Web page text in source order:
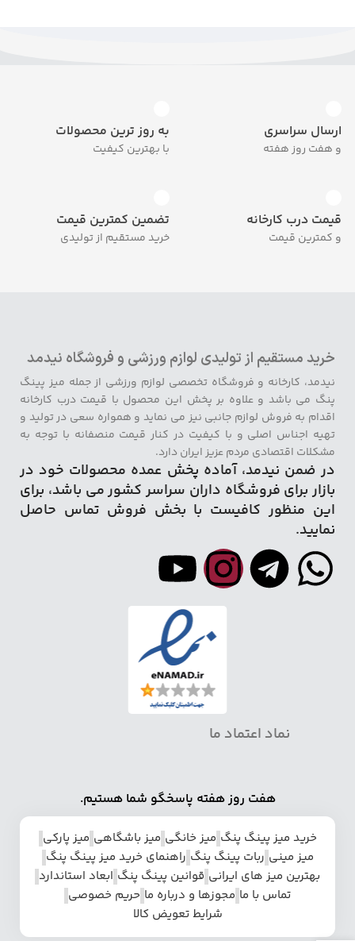
ارسال سراسری
و هفت روز هفته
به روز ترین محصولات
با بهترین کیفیت
قیمت درب کارخانه
و کمترین قیمت
تضمین کمترین قیمت
خرید مستقیم از تولیدی
خرید مستقیم از تولیدی لوازم ورزشی و فروشگاه نیدمد
نیدمد، کارخانه و فروشگاه تخصصی لوازم ورزشی از جمله میز پینگ
پنگ می باشد و علاوه بر پخش این محصول با قیمت درب کارخانه
اقدام به فروش لوازم جانبی نیز می نماید و همواره سعی در تولید و
تهیه اجناس اصلی و با کیفیت در کنار قیمت منصفانه با توجه به
مشکلات اقتصادی مردم عزیز ایران دارد.
در ضمن نیدمد، آماده پخش عمده محصولات خود در
بازار برای فروشگاه داران سراسر کشور می باشد، برای
این منظور کافیست با بخش فروش تماس حاصل
نمایید.
نماد اعتماد ما
هفت روز هفته پاسخگو شما هستیم.
خرید میز پینگ پنگ میز خانگی میز باشگاهی میز پارکی
میز مینی ربات پینگ پنگ راهنمای خرید میز پینگ پنگ
بهترین میز های ایرانی قوانین پینگ پنگ ابعاد استاندارد
تماس با ما مجوزها و درباره ما حریم خصوصی
شرایط تعویض کالا